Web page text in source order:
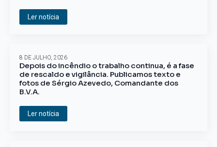
Ler notícia
Depois do incêndio o trabalho continua, é a fase
de rescaldo e vigilância. Publicamos texto e
fotos de Sérgio Azevedo, Comandante dos
B.V.A.
8 DE JULHO, 2026
Ler notícia